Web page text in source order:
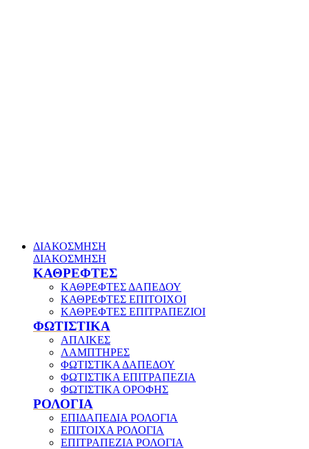
ΔΙΑΚΟΣΜΗΣΗ
ΔΙΑΚΟΣΜΗΣΗ
ΚΑΘΡΕΦΤΕΣ
ΚΑΘΡΕΦΤΕΣ ΔΑΠΕΔΟΥ
ΚΑΘΡΕΦΤΕΣ ΕΠΙΤΟΙΧΟΙ
ΚΑΘΡΕΦΤΕΣ ΕΠΙΤΡΑΠΕΖΙΟΙ
ΦΩΤΙΣΤΙΚΑ
ΑΠΛΙΚΕΣ
ΛΑΜΠΤΗΡΕΣ
ΦΩΤΙΣΤΙΚΑ ΔΑΠΕΔΟΥ
ΦΩΤΙΣΤΙΚΑ ΕΠΙΤΡΑΠΕΖΙΑ
ΦΩΤΙΣΤΙΚΑ ΟΡΟΦΗΣ
ΡΟΛΟΓΙΑ
ΕΠΙΔΑΠΕΔΙΑ ΡΟΛΟΓΙΑ
ΕΠΙΤΟΙΧΑ ΡΟΛΟΓΙΑ
ΕΠΙΤΡΑΠΕΖΙΑ ΡΟΛΟΓΙΑ